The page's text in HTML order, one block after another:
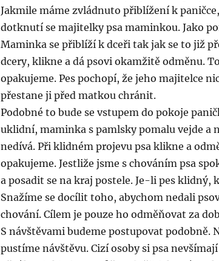
Jakmile máme zvládnuto přiblížení k
dotknutí se majitelky psa maminkou. Jako
Maminka se přiblíží k dceři tak jak se to již
dcery, klikne a dá psovi okamžitě odměnu.
opakujeme. Pes pochopí, že jeho majitelce
přestane ji před matkou chránit.
Podobné to bude se vstupem do pokoje
uklidní, maminka s pamlsky pomalu vejde a
nedívá. Při klidném projevu psa klikne a
opakujeme. Jestliže jsme s chováním psa
a posadit se na kraj postele. Je-li pes klidný,
Snažíme se docílit toho, abychom nedali
chování. Cílem je pouze ho odměňovat za
S návštěvami budeme postupovat podobně.
pustíme návštěvu. Cizí osoby si psa